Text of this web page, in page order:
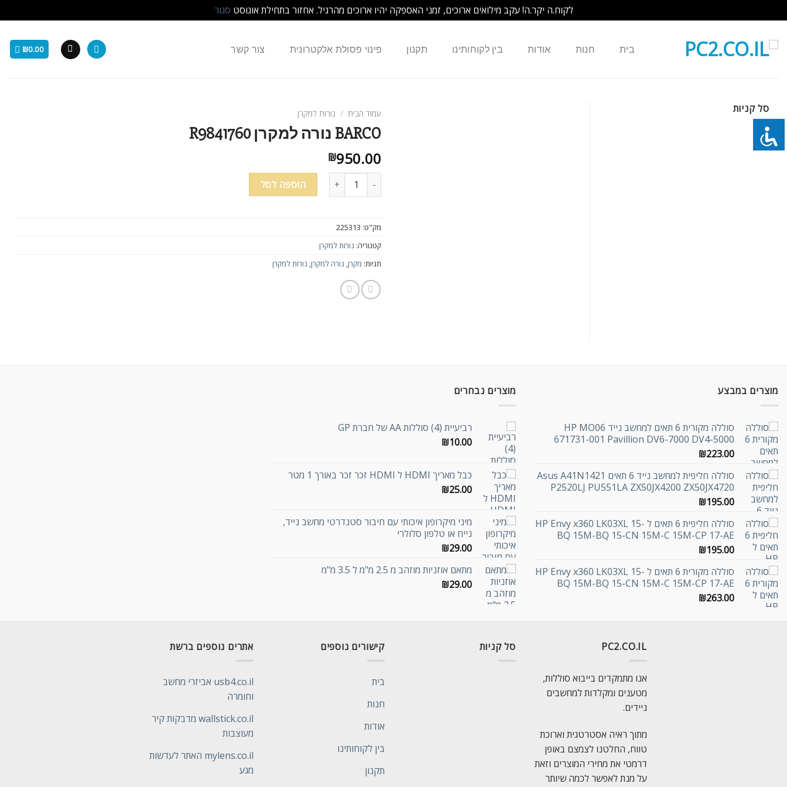
לקוח.ה יקר.ה! עקב מילואים ארוכים, זמני האספקה יהיו ארוכים מהרגיל. אחזור בתחילת אוגוסט סגור
content
בית חנות אודות בין לקוחותינו תקנון פינוי פסולת אלקטרונית צור קשר ₪0.00
סל קניות עמוד הבית / נורות למקרן
BARCO נורה למקרן R9841760
₪950.00
הוספה לסל
מק"ט: 225313
קטגוריה: נורות למקרן
תגיות: מקרן, נורה למקרן, נורות למקרן
מוצרים במבצע
סוללה מקורית 6 תאים למחשב נייד HP MO06
671731-001 Pavillion DV6-7000 DV4-5000
₪223.00
סוללה חליפית למחשב נייד 6 תאים Asus A41N1421
P2520LJ PU551LA ZX50JX4200 ZX50JX4720
₪195.00
סוללה חליפית 6 תאים ל HP Envy x360 LK03XL 15-
BQ 15M-BQ 15-CN 15M-C 15M-CP 17-AE
₪195.00
סוללה מקורית 6 תאים ל HP Envy x360 LK03XL 15-
BQ 15M-BQ 15-CN 15M-C 15M-CP 17-AE
₪263.00
מוצרים נבחרים
רביעיית (4) סוללות AA של חברת GP
₪10.00
כבל מאריך HDMI ל HDMI זכר זכר באורך 1 מטר
₪25.00
מיני מיקרופון איכותי עם חיבור סטנדרטי מחשב נייד,
נייח או טלפון סלולרי
₪29.00
מתאם אוזניות מוזהב מ 2.5 מ"מ ל 3.5 מ"מ
₪29.00
PC2.CO.IL
אנו מתמקדים בייבוא סוללות,
מטענים ומקלדות למחשבים
ניידים.
מתוך ראיה אסטרטגית וארוכת
טווח, החלטנו לצמצם באופן
דרמטי את מחירי המוצרים וזאת
על מנת לאפשר לכמה שיותר
סל קניות קישורים נוספים
בית
חנות
אודות
בין לקוחותינו
תקנון
אתרים נוספים ברשת
usb4.co.il אביזרי מחשב
וחומרה
wallstick.co.il מדבקות קיר
מעוצבות
mylens.co.il האתר לעדשות
מגע